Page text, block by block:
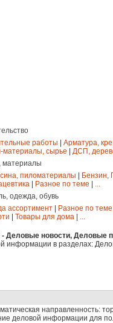
работы
Арматура,
материалы, сырье
ДСП,
материалы
пиломатериалы
Бензин,
Разное по теме
...
одежда, обувь
ассортимент
Разное по теме
Товары для дома ...
- Деловые новости, Деловые
информации в разделах:
направленность:
деловой информации для